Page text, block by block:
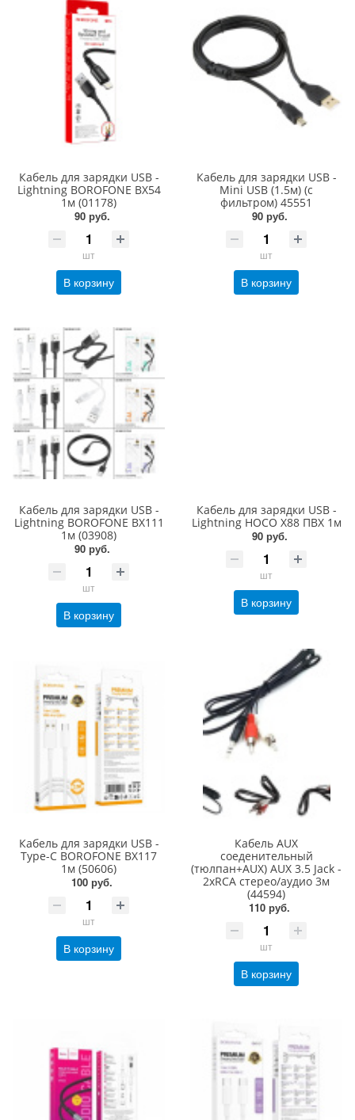
Кабель для зарядки USB -
Lightning BOROFONE BX54
1м (01178)
90 руб.
шт
В корзину
Кабель для зарядки USB -
Mini USB (1.5м) (с
фильтром) 45551
90 руб.
шт
В корзину
Кабель для зарядки USB -
Lightning BOROFONE BX111
1м (03908)
90 руб.
шт
В корзину
Кабель для зарядки USB -
Lightning HOCO X88 ПВХ 1м
90 руб.
шт
В корзину
Кабель для зарядки USB -
Type-C BOROFONE BX117
1м (50606)
100 руб.
шт
В корзину
Кабель AUX
соеденительный
(тюлпан+AUX) AUX 3.5 Jack -
2xRCA стерео/аудио 3м
(44594)
110 руб.
шт
В корзину